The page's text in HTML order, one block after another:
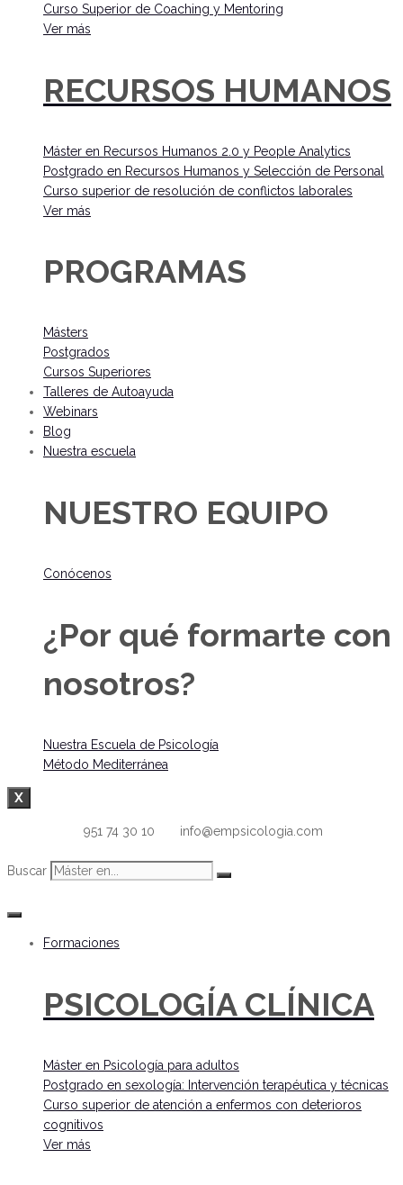
Curso Superior de Coaching y Mentoring
Ver más
RECURSOS HUMANOS
Máster en Recursos Humanos 2.0 y People Analytics
Postgrado en Recursos Humanos y Selección de Personal
Curso superior de resolución de conflictos laborales
Ver más
PROGRAMAS
Másters
Postgrados
Cursos Superiores
Talleres de Autoayuda
Webinars
Blog
Nuestra escuela
NUESTRO EQUIPO
Conócenos
¿Por qué formarte con
nosotros?
Nuestra Escuela de Psicología
Método Mediterránea
X
951 74 30 10 info@empsicologia.com
Buscar
Formaciones
PSICOLOGÍA CLÍNICA
Máster en Psicología para adultos
Postgrado en sexología: Intervención terapéutica y técnicas
Curso superior de atención a enfermos con deterioros
cognitivos
Ver más